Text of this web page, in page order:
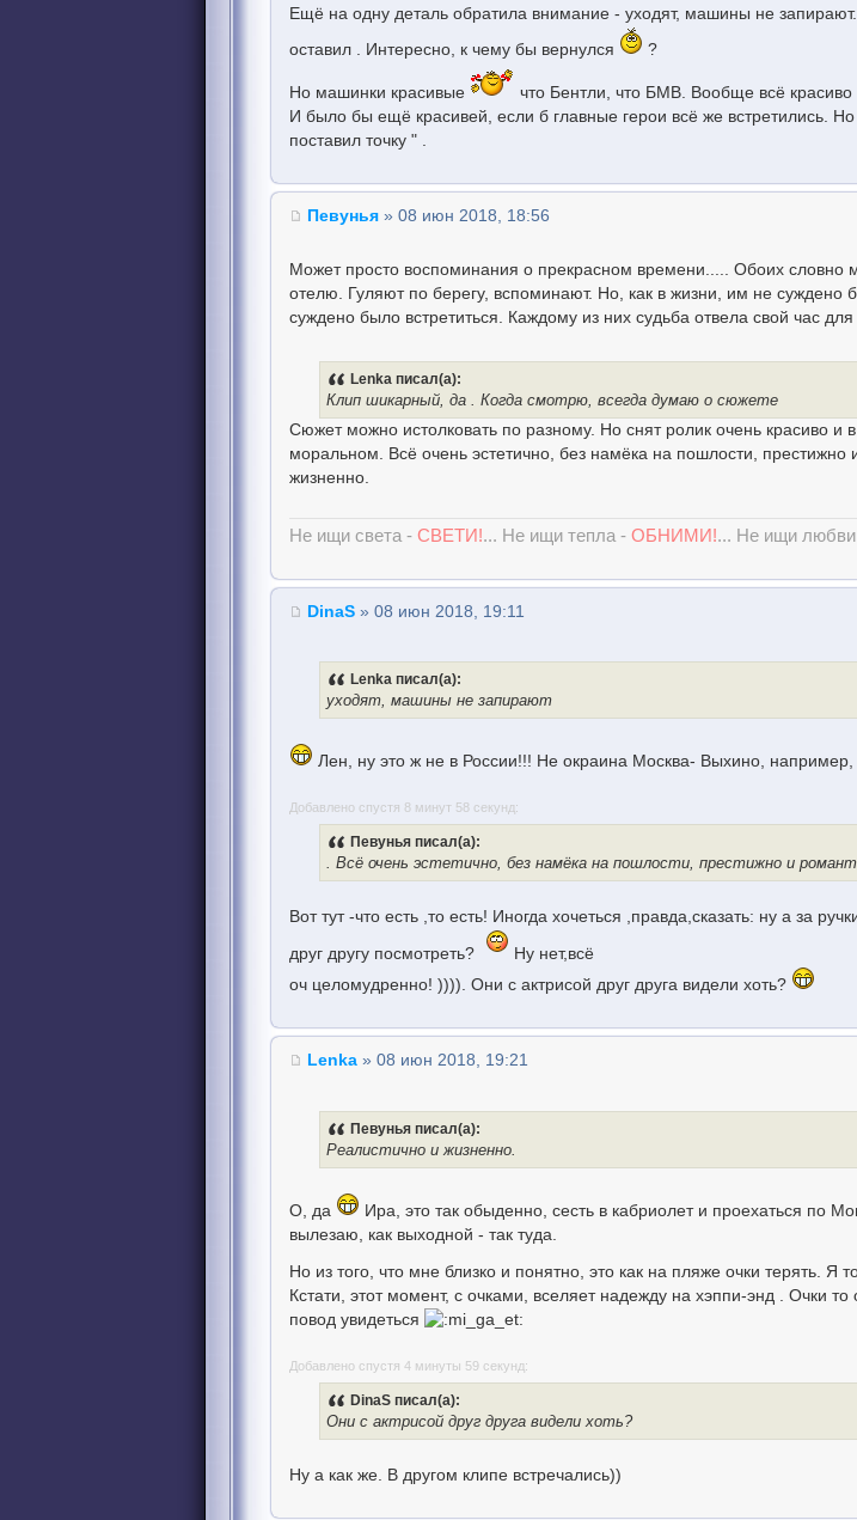
Ещё на одну деталь обратила внимание - уходят, машины не
оставил . Интересно, к чему бы вернулся
?
Но машинки красивые
что Бентли, что БМВ. Вообще всё красиво
И было бы ещё красивей, если б главные герои всё же встретились.
поставил точку " .
Певунья » 08 июн 2018, 18:56
Может просто воспоминания о прекрасном времени..... Обоих словно
отелю. Гуляют по берегу, вспоминают. Но, как в жизни, им не суждено
суждено было встретиться. Каждому из них судьба отвела свой час для
Lenka писал(а):
Клип шикарный, да . Когда смотрю, всегда думаю о сюжете
Сюжет можно истолковать по разному. Но снят ролик очень красиво и
моральном. Всё очень эстетично, без намёка на пошлости, престижно
жизненно.
Не ищи света - СВЕТИ!... Не ищи тепла - ОБНИМИ!... Не ищи
DinaS » 08 июн 2018, 19:11
Lenka писал(а):
уходят, машины не запирают
Лен, ну это ж не в России!!! Не окраина Москва- Выхино, например,
Добавлено спустя 8 минут 58 секунд:
Певунья писал(а):
. Всё очень эстетично, без намёка на пошлости, престижно и
Вот тут -что есть ,то есть! Иногда хочеться ,правда,сказать: ну а за
друг другу посмотреть?
Ну нет,всё
оч целомудренно! )))). Они с актрисой друг друга видели хоть?
Lenka » 08 июн 2018, 19:21
Певунья писал(а):
Реалистично и жизненно.
О, да
Ира, это так обыденно, сесть в кабриолет и проехаться по
вылезаю, как выходной - так туда.
Но из того, что мне близко и понятно, это как на пляже очки терять. Я
Кстати, этот момент, с очками, вселяет надежду на хэппи-энд . Очки
повод увидеться
Добавлено спустя 4 минуты 59 секунд:
DinaS писал(а):
Они с актрисой друг друга видели хоть?
Ну а как же. В другом клипе встречались))